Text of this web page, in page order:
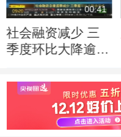
00:41
社会融资减少 三
季度环比大降逾四